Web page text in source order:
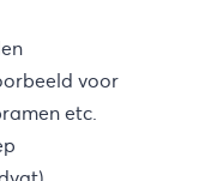
voor
etc.